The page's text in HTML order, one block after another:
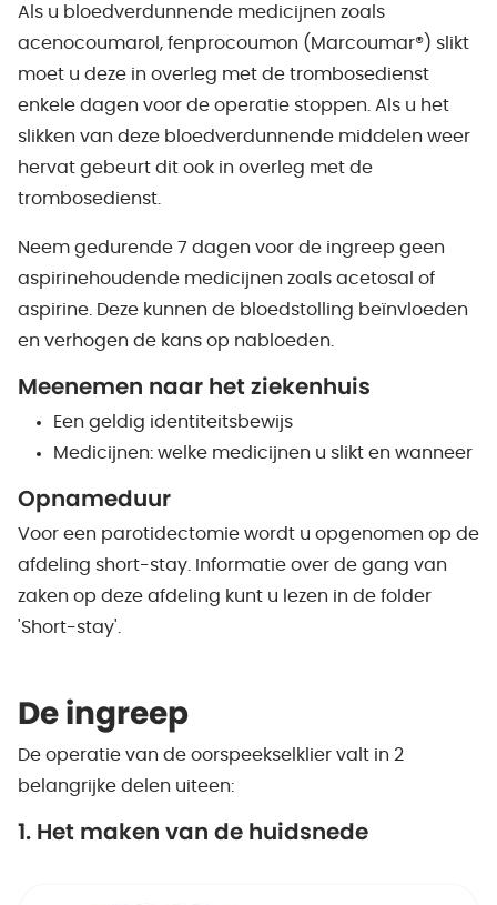
Als u bloedverdunnende medicijnen zoals
acenocoumarol, fenprocoumon (Marcoumar®) slikt
moet u deze in overleg met de trombosedienst
enkele dagen voor de operatie stoppen. Als u het
slikken van deze bloedverdunnende middelen weer
hervat gebeurt dit ook in overleg met de
trombosedienst.
Neem gedurende 7 dagen voor de ingreep geen
aspirinehoudende medicijnen zoals acetosal of
aspirine. Deze kunnen de bloedstolling beïnvloeden
en verhogen de kans op nabloeden.
Meenemen naar het ziekenhuis
Een geldig identiteitsbewijs
Medicijnen: welke medicijnen u slikt en wanneer
Opnameduur
Voor een parotidectomie wordt u opgenomen op de
afdeling short-stay. Informatie over de gang van
zaken op deze afdeling kunt u lezen in de folder
'Short-stay'.
De ingreep
De operatie van de oorspeekselklier valt in 2
belangrijke delen uiteen:
1. Het maken van de huidsnede